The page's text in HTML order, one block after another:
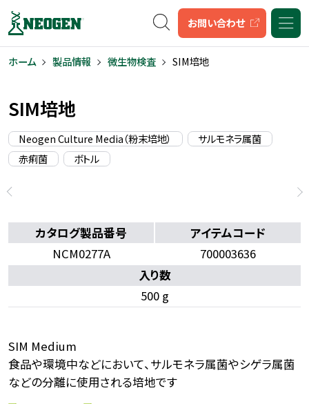
キーワード検索
お問い合わせ
ホーム 製品情報 微生物検査 SIM培地
SIM培地
Neogen Culture Media（粉末培地）
サルモネラ属菌
赤痢菌
ボトル
カタログ製品番号
NCM0277A
アイテムコード
700003636
入り数
500 g
SIM Medium
食品や環境中などにおいて、サルモネラ属菌やシゲラ属菌
などの分離に使用される培地です